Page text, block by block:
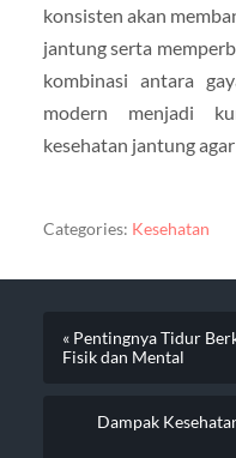
konsisten akan
jantung serta
kombinasi antara
modern menjadi
kesehatan jantung
Categories: Kesehatan
« Pentingnya Tidur
Fisik dan Mental
Dampak